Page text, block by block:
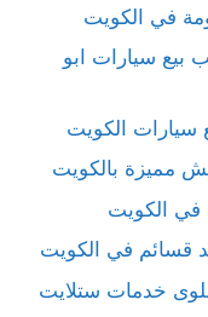
في الكويت
بيع سيارات ابو
سيارات الكويت
مميزة بالكويت
في الكويت
قسائم في الكويت
خدمات ستلايت